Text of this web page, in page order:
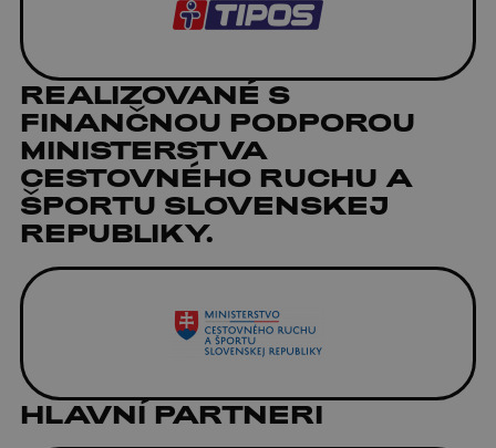
REALIZOVANÉ S
FINANČNOU PODPOROU
MINISTERSTVA
CESTOVNÉHO RUCHU A
ŠPORTU SLOVENSKEJ
REPUBLIKY.
HLAVNÍ PARTNERI